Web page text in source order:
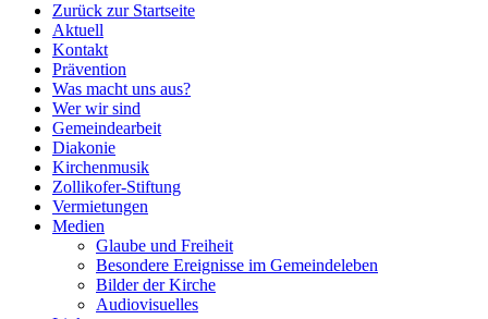
Zurück zur Startseite
Aktuell
Kontakt
Prävention
Was macht uns aus?
Wer wir sind
Gemeindearbeit
Diakonie
Kirchenmusik
Zollikofer-Stiftung
Vermietungen
Medien
Glaube und Freiheit
Besondere Ereignisse im Gemeindeleben
Bilder der Kirche
Audiovisuelles